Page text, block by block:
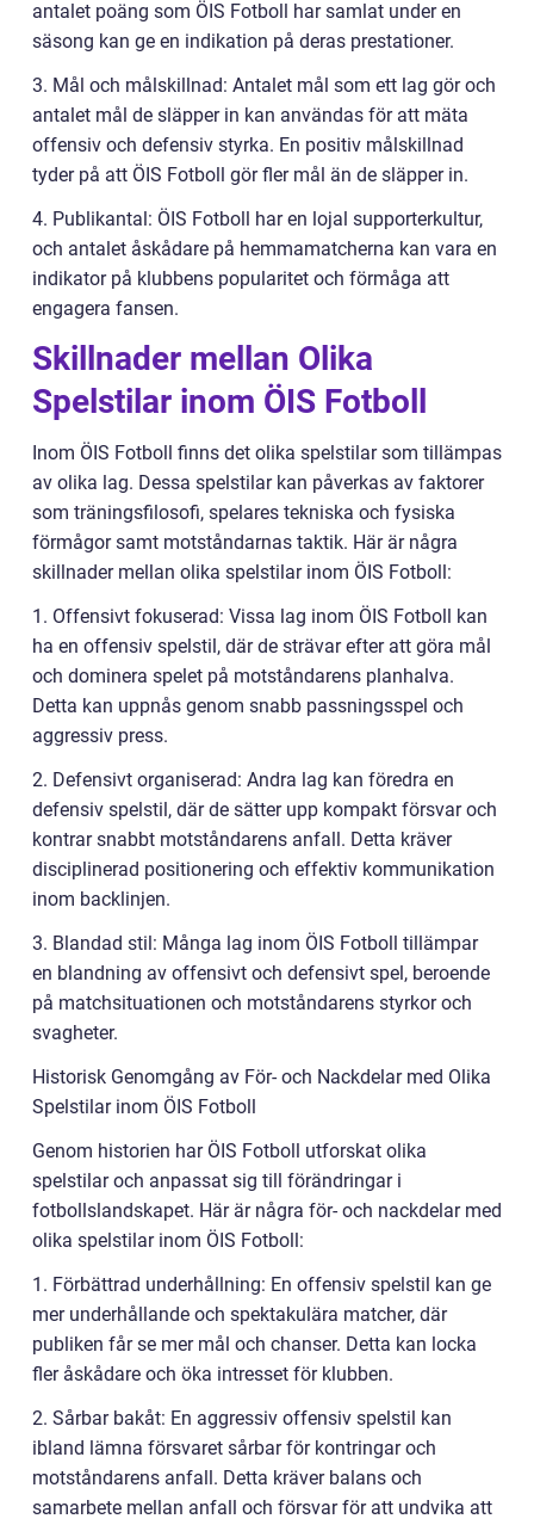
antalet poäng som ÖIS Fotboll har samlat under en
säsong kan ge en indikation på deras prestationer.
3. Mål och målskillnad: Antalet mål som ett lag gör och
antalet mål de släpper in kan användas för att mäta
offensiv och defensiv styrka. En positiv målskillnad
tyder på att ÖIS Fotboll gör fler mål än de släpper in.
4. Publikantal: ÖIS Fotboll har en lojal supporterkultur,
och antalet åskådare på hemmamatcherna kan vara en
indikator på klubbens popularitet och förmåga att
engagera fansen.
Skillnader mellan Olika
Spelstilar inom ÖIS Fotboll
Inom ÖIS Fotboll finns det olika spelstilar som tillämpas
av olika lag. Dessa spelstilar kan påverkas av faktorer
som träningsfilosofi, spelares tekniska och fysiska
förmågor samt motståndarnas taktik. Här är några
skillnader mellan olika spelstilar inom ÖIS Fotboll:
1. Offensivt fokuserad: Vissa lag inom ÖIS Fotboll kan
ha en offensiv spelstil, där de strävar efter att göra mål
och dominera spelet på motståndarens planhalva.
Detta kan uppnås genom snabb passningsspel och
aggressiv press.
2. Defensivt organiserad: Andra lag kan föredra en
defensiv spelstil, där de sätter upp kompakt försvar och
kontrar snabbt motståndarens anfall. Detta kräver
disciplinerad positionering och effektiv kommunikation
inom backlinjen.
3. Blandad stil: Många lag inom ÖIS Fotboll tillämpar
en blandning av offensivt och defensivt spel, beroende
på matchsituationen och motståndarens styrkor och
svagheter.
Historisk Genomgång av För- och Nackdelar med Olika
Spelstilar inom ÖIS Fotboll
Genom historien har ÖIS Fotboll utforskat olika
spelstilar och anpassat sig till förändringar i
fotbollslandskapet. Här är några för- och nackdelar med
olika spelstilar inom ÖIS Fotboll:
1. Förbättrad underhållning: En offensiv spelstil kan ge
mer underhållande och spektakulära matcher, där
publiken får se mer mål och chanser. Detta kan locka
fler åskådare och öka intresset för klubben.
2. Sårbar bakåt: En aggressiv offensiv spelstil kan
ibland lämna försvaret sårbar för kontringar och
motståndarens anfall. Detta kräver balans och
samarbete mellan anfall och försvar för att undvika att